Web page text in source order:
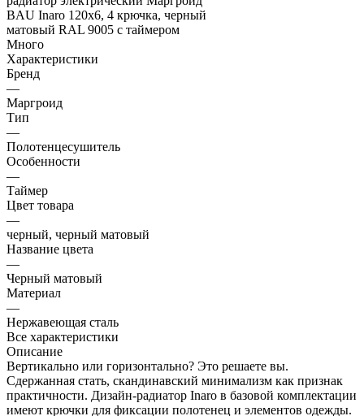
Много
Характеристики
Бренд
—
Маргроид
Тип
—
Полотенцесушитель
Особенности
—
Таймер
Цвет товара
—
черный, черный матовый
Название цвета
—
Черный матовый
Материал
—
Нержавеющая сталь
Все характеристики
Описание
Вертикально или горизонтально? Это решаете вы.
Сдержанная стать, скандинавский минимализм как признак
практичности. Дизайн-радиатор Inaro в базовой комплектации
имеют крючки для фиксации полотенец и элементов одежды.